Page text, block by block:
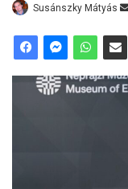
Susánszky Mátyás